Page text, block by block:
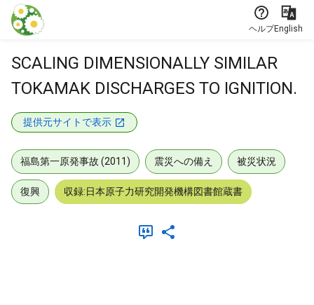
本文に飛ぶ
ヘルプEnglish
SCALING DIMENSIONALLY SIMILAR
TOKAMAK DISCHARGES TO IGNITION.
提供元サイトで表示
福島第一原発事故 (2011) 震災への備え 被災状況
復興 収録:日本原子力研究開発機構図書館蔵書